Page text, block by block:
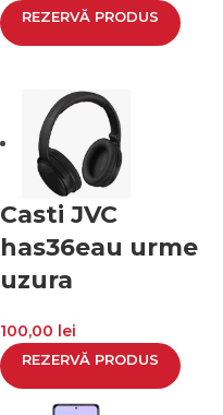
REZERVĂ PRODUS
Casti JVC
has36eau urme
uzura
100,00 lei
REZERVĂ PRODUS